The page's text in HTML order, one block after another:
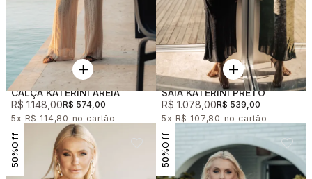
CALÇA KATERINI AREIA
R$ 1.148,00R$ 574,00
5x R$ 114,80
SAIA KATERINI PRETO
R$ 1.078,00R$ 539,00
5x R$ 107,80
50% 50%